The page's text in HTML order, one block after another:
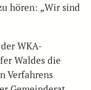
hören: „Wir sind
WKA-
Waldes die
Verfahrens